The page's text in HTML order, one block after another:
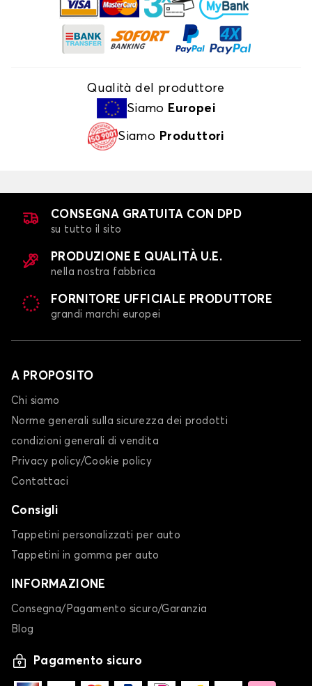
Qualità del produttore
Siamo Europei
Siamo Produttori
CONSEGNA GRATUITA CON DPD
su tutto il sito
PRODUZIONE E QUALITÀ U.E.
nella nostra fabbrica
FORNITORE UFFICIALE PRODUTTORE
grandi marchi europei
A PROPOSITO
Chi siamo
Norme generali sulla sicurezza dei prodotti
condizioni generali di vendita
Privacy policy/Cookie policy
Contattaci
Consigli
Tappetini personalizzati per auto
Tappetini in gomma per auto
INFORMAZIONE
Consegna/Pagamento sicuro/Garanzia
Blog
Pagamento sicuro